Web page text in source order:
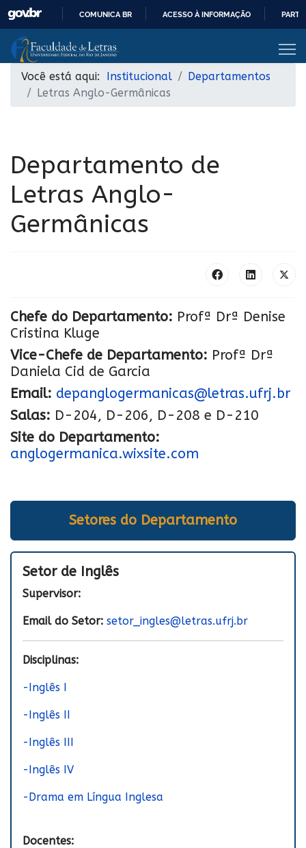
COMUNICA BR ACESSO À INFORMAÇÃO
Você está aqui: Institucional
Departamentos
Letras Anglo-Germânicas
Departamento de
Letras Anglo-
Germânicas
Chefe do Departamento: Profª Drª Denise
Cristina Kluge
Vice-Chefe de Departamento: Profª Drª
Daniela Cid de Garcia
Email: depanglogermanicas@letras.ufrj.br
Salas: D-204, D-206, D-208 e D-210
Site do Departamento:
anglogermanica.wixsite.com
Setores do Departamento
Setor de Inglês
Supervisor:
Email do Setor: setor_ingles@letras.ufrj.br
Disciplinas:
-Inglês I
-Inglês II
-Inglês III
-Inglês IV
-Drama em Língua Inglesa
Docentes: